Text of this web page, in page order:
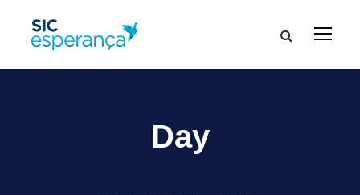
Day